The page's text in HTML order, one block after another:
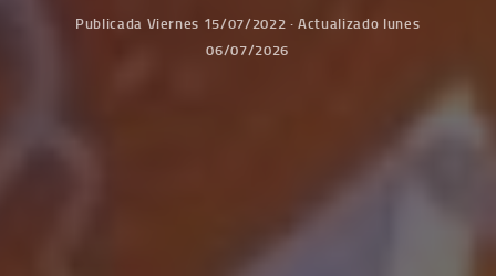
Publicada Viernes 15/07/2022 · Actualizado lunes
06/07/2026